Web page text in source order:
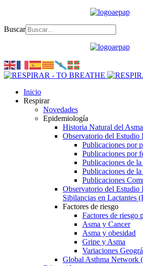
Buscar
Inicio
Respirar
Novedades
Epidemiología
Historia Natural del Asma
Observatorio del
Publicaciones por
Publicaciones por
Publicaciones de la
Publicaciones de la
Publicaciones
Observatorio del Estudio
Sibilancias en Lactantes
Factores de riesgo
Factores de riesgo
Asma y Cancer
Asma y obesidad
Gripe y Asma
Variaciones
Global Asthma Network